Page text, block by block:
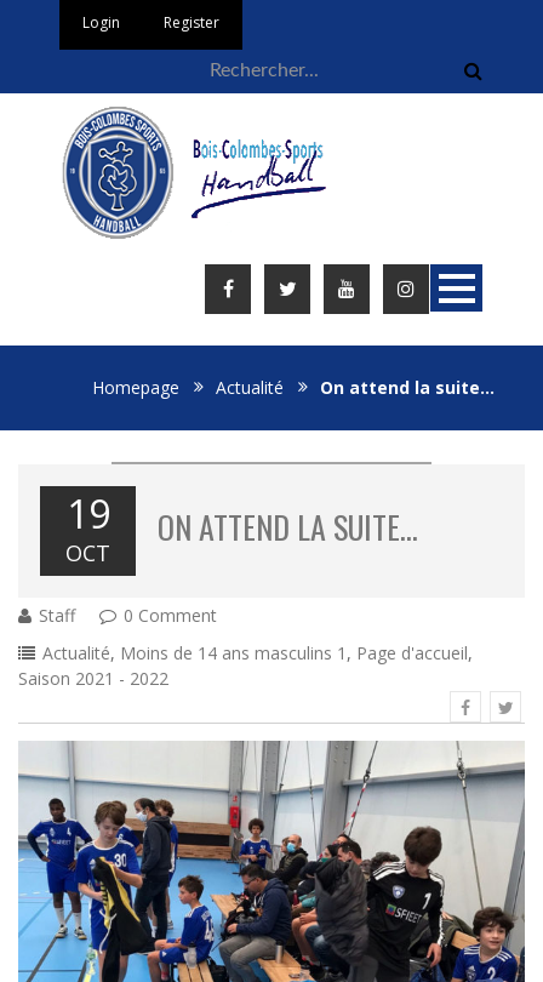
Login Register
Homepage Actualité On attend la suite…
19
OCT
ON ATTEND LA SUITE…
Staff
0 Comment
Actualité, Moins de 14 ans masculins 1 , Page d'accueil,
Saison 2021 - 2022